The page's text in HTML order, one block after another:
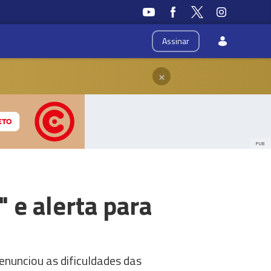
Assinar
×
PUB
e alerta para
as dificuldades das